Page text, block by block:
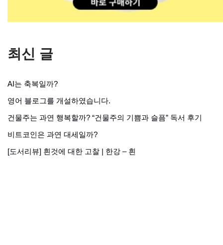
최신 글
AI는 축복일까?
영어 블로그를 개설하였습니다.
건물주는 과연 행복할까? “건물주의 기쁨과 슬픔” 독서 후기
비트코인은 과연 대세일까?
[도서리뷰] 흰것에 대한 고찰 | 한강 – 흰